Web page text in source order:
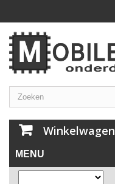
Winkelwagen
MENU